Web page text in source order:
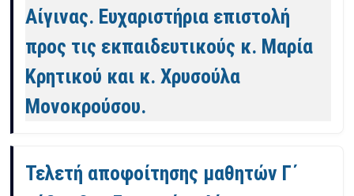
Αίγινας. Ευχαριστήρια επιστολή
προς τις εκπαιδευτικούς κ. Μαρία
Κρητικού και κ. Χρυσούλα
Μονοκρούσου.
Τελετή αποφοίτησης μαθητών Γ΄